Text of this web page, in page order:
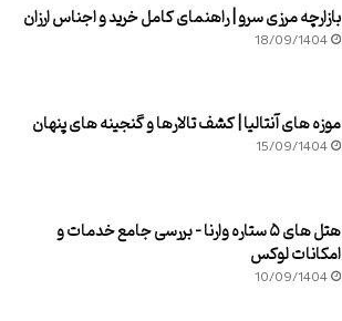
بازارچه مرزی سرو | راهنمای کامل خرید و اجناس ارزان
18/09/1404
موزه های آنتالیا | کشف تالارها و گنجینه های پنهان
15/09/1404
هتل های ۵ ستاره وارنا – بررسی جامع خدمات و
امکانات لوکس
10/09/1404